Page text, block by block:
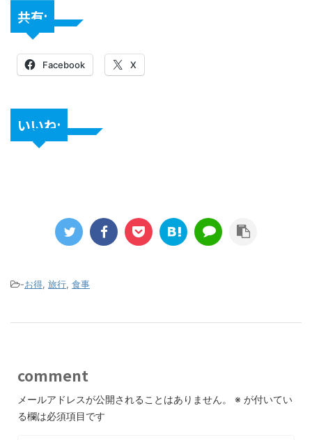
共有:
Facebook X
いいね:
-お得, 旅行, 食事
comment
メールアドレスが公開されることはありません。 ※ が付いてい
る欄は必須項目です